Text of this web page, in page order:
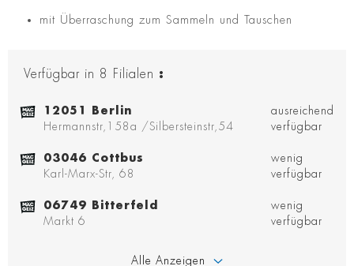
mit Überraschung zum Sammeln und Tauschen
Verfügbar in 8 Filialen :
12051 Berlin
Hermannstr,158a /Silbersteinstr,54
ausreichend
verfügbar
03046 Cottbus
Karl-Marx-Str, 68
wenig
verfügbar
06749 Bitterfeld
Markt 6
wenig
verfügbar
Alle Anzeigen